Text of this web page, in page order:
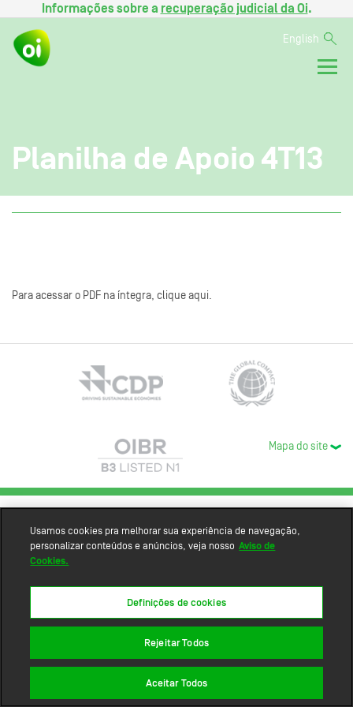
Informações sobre a recuperação judicial da Oi.
English
Planilha de Apoio 4T13
Para acessar o PDF na íntegra, clique aqui.
Mapa do site
Usamos cookies pra melhorar sua experiência de navegação,
personalizar conteúdos e anúncios, veja nosso Aviso de
Cookies.
Definições de cookies
Rejeitar Todos
Aceitar Todos